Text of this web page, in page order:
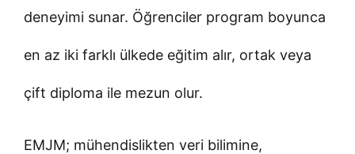
deneyimi sunar. Öğrenciler program boyunca
en az iki farklı ülkede eğitim alır, ortak veya
çift diploma ile mezun olur.
EMJM; mühendislikten veri bilimine,